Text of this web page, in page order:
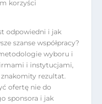
korzyści
odpowiedni i jak
szanse współpracy?
wyboru i
i instytucjami,
rezultat.
ofertę nie do
sponsora i jak